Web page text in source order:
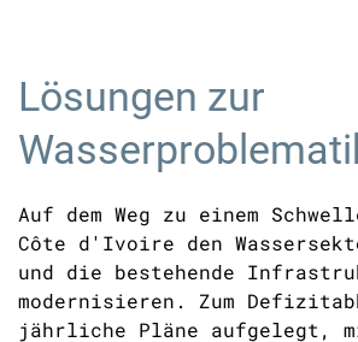
Lösungen zur
Auf dem Weg zu einem
Côte d'Ivoire den
und die bestehende
modernisieren. Zum
jährliche Pläne aufgelegt,